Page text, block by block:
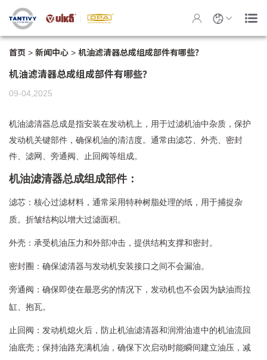
首页 > 新闻中心 > 机油滤清器总成组成部件有哪些？
机油滤清器总成组成部件有哪些？
09-04,2025
机油滤清器总成是指安装在发动机上，用于过滤机油中杂质，保护
发动机关键部件，确保机油的清洁度。通常由滤芯、外壳、密封
件、滤网、旁通阀、止回阀等组成。
机油滤清器总成组成部件：
滤芯：核心过滤材料，通常采用特种树脂处理的纸，用于捕捉杂
质。折皱结构以增大过滤面积。
外壳：承受机油压力和外部冲击，提供结构支撑和密封。
密封圈：确保滤清器与发动机安装接口之间不会漏油。
旁通阀：确保即使在最恶劣的情况下，发动机也不会因为缺油而拉
缸、抱瓦。
止回阀：发动机熄火后，防止机油滤清器和润滑油道中的机油流回
油底壳；保持油路充满机油，确保下次启动时能瞬间建立油压，减